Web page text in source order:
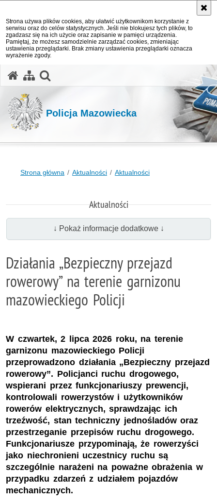
Strona używa plików cookies, aby ułatwić użytkownikom korzystanie z
serwisu oraz do celów statystycznych. Jeśli nie blokujesz tych plików, to
zgadzasz się na ich użycie oraz zapisanie w pamięci urządzenia.
Pamiętaj, że możesz samodzielnie zarządzać cookies, zmieniając
ustawienia przeglądarki. Brak zmiany ustawienia przeglądarki oznacza
wyrażenie zgody.
Policja Mazowiecka
Strona główna Aktualności Aktualności
Aktualności
↓ Pokaż informacje dodatkowe ↓
Działania „Bezpieczny przejazd
rowerowy” na terenie garnizonu
mazowieckiego Policji
W czwartek, 2 lipca 2026 roku, na terenie
garnizonu mazowieckiego Policji
przeprowadzono działania „Bezpieczny przejazd
rowerowy”. Policjanci ruchu drogowego,
wspierani przez funkcjonariuszy prewencji,
kontrolowali rowerzystów i użytkowników
rowerów elektrycznych, sprawdzając ich
trzeźwość, stan techniczny jednośladów oraz
przestrzeganie przepisów ruchu drogowego.
Funkcjonariusze przypominają, że rowerzyści
jako niechronieni uczestnicy ruchu są
szczególnie narażeni na poważne obrażenia w
przypadku zdarzeń z udziałem pojazdów
mechanicznych.